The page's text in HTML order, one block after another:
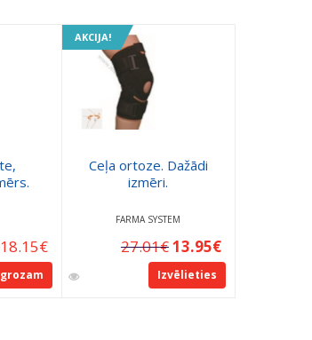
18.15€
AKCIJA!
Ceļa ortoze. Dažādi
izmēri.
FARMA SYSTEM
27.01€13.95€
Izvēlieties